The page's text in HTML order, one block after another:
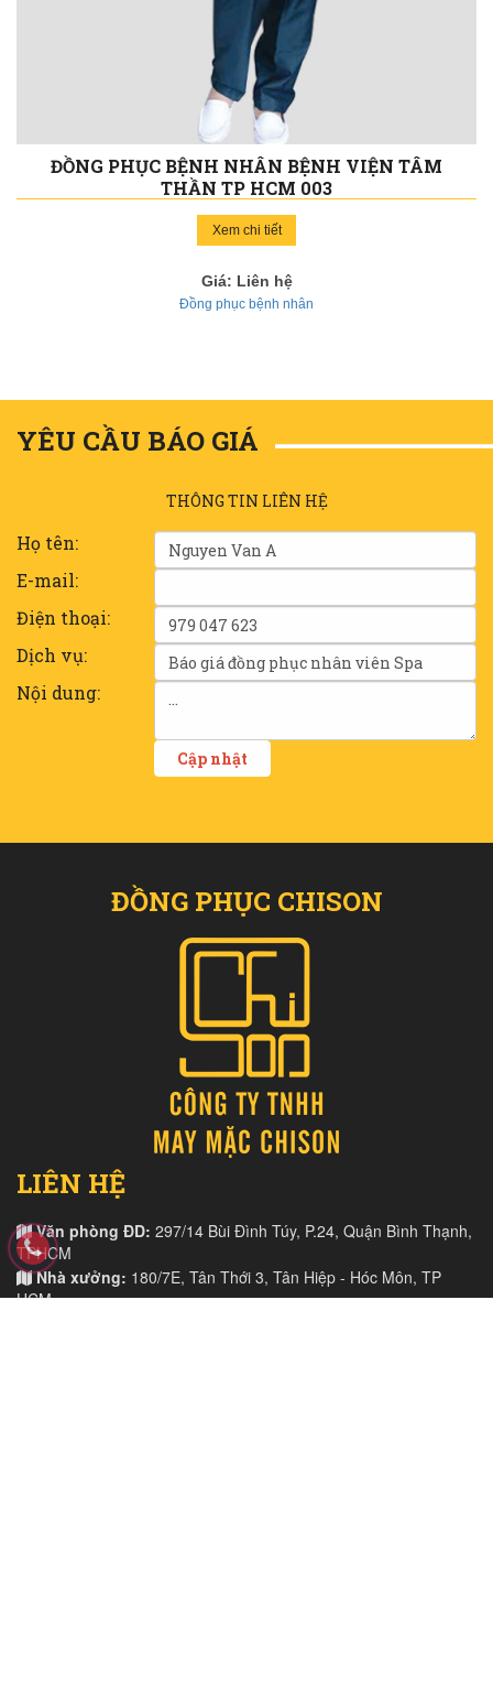
ĐỒNG PHỤC BỆNH NHÂN BỆNH VIỆN TÂM
THẦN TP HCM 003
Xem chi tiết
Giá: Liên hệ
Đồng phục bệnh nhân
YÊU CẦU BÁO GIÁ
THÔNG TIN LIÊN HỆ
Họ tên:
E-mail:
Điện thoại:
Dịch vụ:
Nội dung:
ĐỒNG PHỤC CHISON
LIÊN HỆ
Văn phòng ĐD: 297/14 Bùi Đình Túy, P.24, Quận Bình Thạnh,
TPHCM
Nhà xưởng: 180/7E, Tân Thới 3, Tân Hiệp - Hóc Môn, TP
HCM